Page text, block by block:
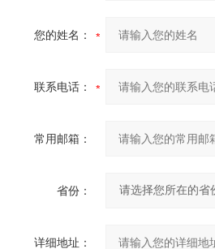
您的姓名：
联系电话：
常用邮箱：
省份：
详细地址：